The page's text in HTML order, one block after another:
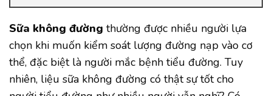
Sữa không đường thường được nhiều người lựa
chọn khi muốn kiểm soát lượng đường nạp vào cơ
thể, đặc biệt là người mắc bệnh tiểu đường. Tuy
nhiên, liệu sữa không đường có thật sự tốt cho